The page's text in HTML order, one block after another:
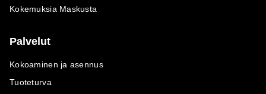
Kokemuksia Maskusta
Palvelut
Kokoaminen ja asennus
Tuoteturva